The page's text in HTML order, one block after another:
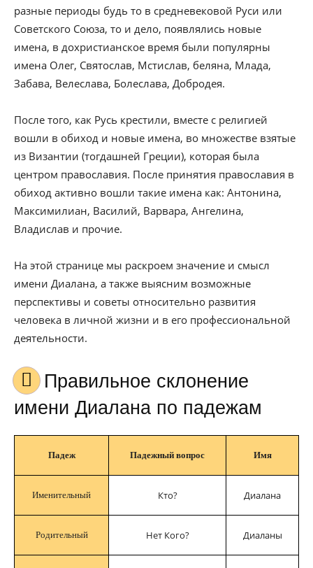
разные периоды будь то в средневековой Руси или
Советского Союза, то и дело, появлялись новые
имена, в дохристианское время были популярны
имена Олег, Святослав, Мстислав, беляна, Млада,
Забава, Велеслава, Болеслава, Добродея.
После того, как Русь крестили, вместе с религией
вошли в обиход и новые имена, во множестве взятые
из Византии (тогдашней Греции), которая была
центром православия. После принятия православия в
обиход активно вошли такие имена как: Антонина,
Максимилиан, Василий, Варвара, Ангелина,
Владислав и прочие.
На этой странице мы раскроем значение и смысл
имени Диалана, а также выясним возможные
перспективы и советы относительно развития
человека в личной жизни и в его профессиональной
деятельности.
Правильное склонение
имени Диалана по падежам
Падеж Падежный вопрос Имя
Именительный Кто? Диалана
Родительный Нет Кого? Диаланы